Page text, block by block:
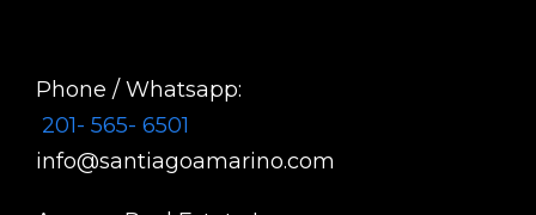
Phone / Whatsapp:
201- 565- 6501
info@santiagoamarino.com